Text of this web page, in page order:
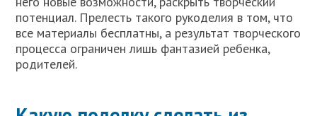
потенциал. Прелесть такого рукоделия в том, что
все материалы бесплатны, а результат творческого
процесса ограничен лишь фантазией ребенка,
родителей.